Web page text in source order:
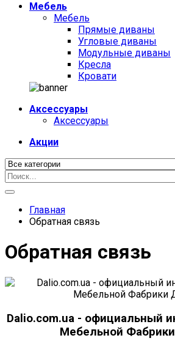
Мебель
Мебель
Прямые диваны
Угловые диваны
Модульные диваны
Кресла
Кровати
Аксессуары
Аксессуары
Акции
Главная
Обратная связь
Обратная связь
Dalio.com.ua - официальный
Мебельной